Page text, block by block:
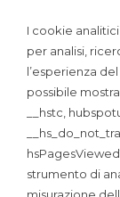
I cookie
per analisi,
l’esperienza
possibile
__hstc,
strumento di
misurazione